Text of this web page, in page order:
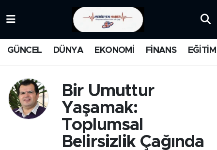
GÜNCEL DÜNYA EKONOMİ FİNANS EĞİTİM
Bir Umuttur
Yaşamak:
Toplumsal
Belirsizlik Çağında
MANŞET
MEDYA
İstanbul Namaz Vakitleri
Trafik Durumu
Süper Lig Puan Durumu ve Fikstür